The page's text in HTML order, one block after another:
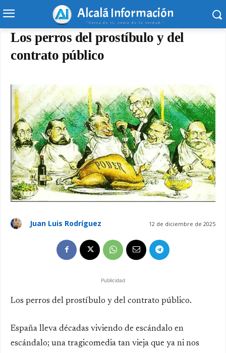
Alcalá Información
"Cerca de ti, cerca de la verdad."
Los perros del prostíbulo y del
contrato público
12 de diciembre de 2025
Juan Luis Rodríguez
Publicidad
Los perros del prostíbulo y del contrato público.
España lleva décadas viviendo de escándalo en
escándalo; una tragicomedia tan vieja que ya ni nos